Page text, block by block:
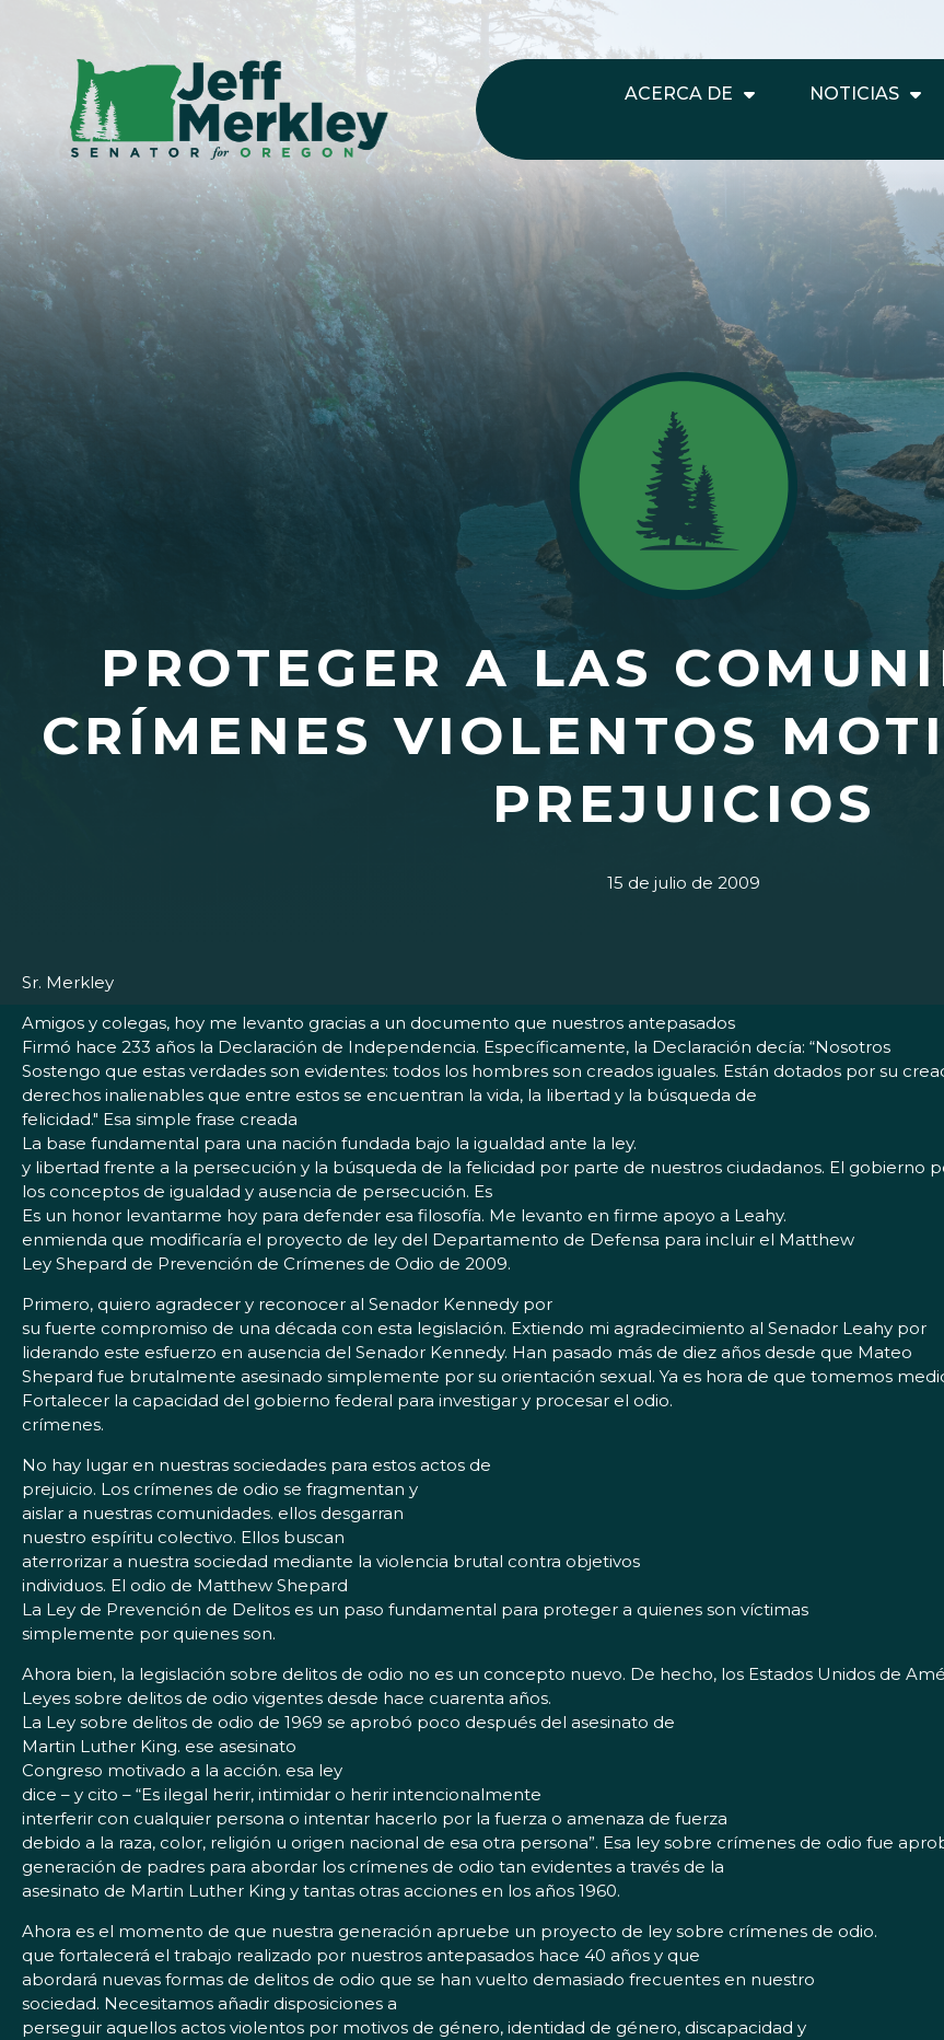
ACERCA DE NOTICIAS
PROTEGER A LAS
CRÍMENES VIOLENTOS
PREJUICIOS
15 de julio de 2009
Sr. Merkley
Amigos y colegas, hoy me levanto gracias a un documento que nuestros antepasados
Firmó hace 233 años la Declaración de Independencia. Específicamente, la Declaración decía: “Nosotros
Sostengo que estas verdades son evidentes: todos los hombres son creados iguales. Están dotados por su
derechos inalienables que entre estos se encuentran la vida, la libertad y la búsqueda de
felicidad." Esa simple frase creada
La base fundamental para una nación fundada bajo la igualdad ante la ley.
y libertad frente a la persecución y la búsqueda de la felicidad por parte de nuestros ciudadanos. El gobierno
los conceptos de igualdad y ausencia de persecución. Es
Es un honor levantarme hoy para defender esa filosofía. Me levanto en firme apoyo a Leahy.
enmienda que modificaría el proyecto de ley del Departamento de Defensa para incluir el Matthew
Ley Shepard de Prevención de Crímenes de Odio de 2009.
Primero, quiero agradecer y reconocer al Senador Kennedy por
su fuerte compromiso de una década con esta legislación. Extiendo mi agradecimiento al Senador Leahy por
liderando este esfuerzo en ausencia del Senador Kennedy. Han pasado más de diez años desde que Mateo
Shepard fue brutalmente asesinado simplemente por su orientación sexual. Ya es hora de que tomemos
Fortalecer la capacidad del gobierno federal para investigar y procesar el odio.
crímenes.
No hay lugar en nuestras sociedades para estos actos de
prejuicio. Los crímenes de odio se fragmentan y
aislar a nuestras comunidades. ellos desgarran
nuestro espíritu colectivo. Ellos buscan
aterrorizar a nuestra sociedad mediante la violencia brutal contra objetivos
individuos. El odio de Matthew Shepard
La Ley de Prevención de Delitos es un paso fundamental para proteger a quienes son víctimas
simplemente por quienes son.
Ahora bien, la legislación sobre delitos de odio no es un concepto nuevo. De hecho, los Estados Unidos de
Leyes sobre delitos de odio vigentes desde hace cuarenta años.
La Ley sobre delitos de odio de 1969 se aprobó poco después del asesinato de
Martin Luther King. ese asesinato
Congreso motivado a la acción. esa ley
dice – y cito – “Es ilegal herir, intimidar o herir intencionalmente
interferir con cualquier persona o intentar hacerlo por la fuerza o amenaza de fuerza
debido a la raza, color, religión u origen nacional de esa otra persona”. Esa ley sobre crímenes de odio fue
generación de padres para abordar los crímenes de odio tan evidentes a través de la
asesinato de Martin Luther King y tantas otras acciones en los años 1960.
Ahora es el momento de que nuestra generación apruebe un proyecto de ley sobre crímenes de odio.
que fortalecerá el trabajo realizado por nuestros antepasados hace 40 años y que
abordará nuevas formas de delitos de odio que se han vuelto demasiado frecuentes en nuestro
sociedad. Necesitamos añadir disposiciones a
perseguir aquellos actos violentos por motivos de género, identidad de género, discapacidad y